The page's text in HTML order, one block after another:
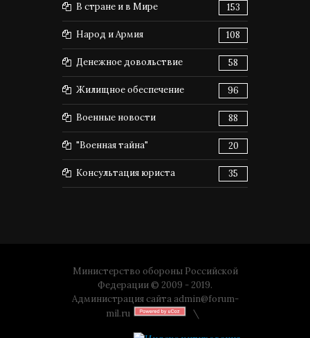
В стране и в Мире 153
Народ и Армия 108
Денежное довольствие 58
Жилищное обеспечение 96
Военные новости 88
"Военная тайна" 20
Консультация юриста 35
Министерство обороны Российской
Федерации © 2009 - 2019.
Администрация сайта admin@forum-
mil.ru